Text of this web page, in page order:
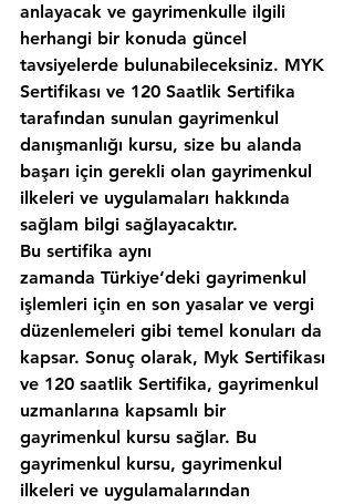
anlayacak ve gayrimenkulle ilgili
herhangi bir konuda güncel
tavsiyelerde bulunabileceksiniz. MYK
Sertifikası ve 120 Saatlik Sertifika
tarafından sunulan gayrimenkul
danışmanlığı kursu, size bu alanda
başarı için gerekli olan gayrimenkul
ilkeleri ve uygulamaları hakkında
sağlam bilgi sağlayacaktır.
Bu sertifika aynı
zamanda Türkiye‘deki gayrimenkul
işlemleri için en son yasalar ve vergi
düzenlemeleri gibi temel konuları da
kapsar. Sonuç olarak, Myk Sertifikası
ve 120 saatlik Sertifika, gayrimenkul
uzmanlarına kapsamlı bir
gayrimenkul kursu sağlar. Bu
gayrimenkul kursu, gayrimenkul
ilkeleri ve uygulamalarından